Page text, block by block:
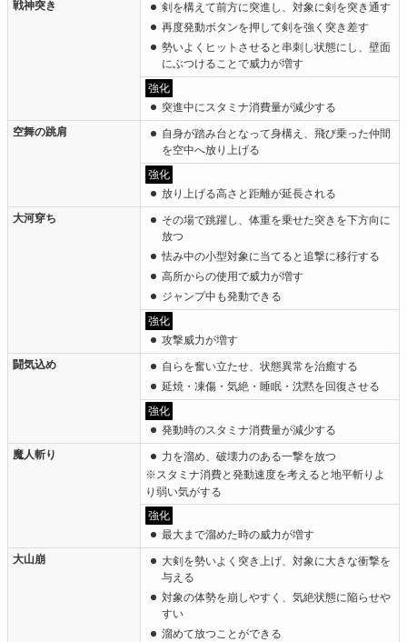
戦神突き
剣を構えて前方に突進し、対象に剣を突き通す
再度発動ボタンを押して剣を強く突き差す
勢いよくヒットさせると串刺し状態にし、壁面
にぶつけることで威力が増す
強化
突進中にスタミナ消費量が減少する
空舞の跳肩
自身が踏み台となって身構え、飛び乗った仲間
を空中へ放り上げる
強化
放り上げる高さと距離が延長される
大河穿ち
その場で跳躍し、体重を乗せた突きを下方向に
放つ
怯み中の小型対象に当てると追撃に移行する
高所からの使用で威力が増す
ジャンプ中も発動できる
強化
攻撃威力が増す
闘気込め
自らを奮い立たせ、状態異常を治癒する
延焼・凍傷・気絶・睡眠・沈黙を回復させる
強化
発動時のスタミナ消費量が減少する
魔人斬り
力を溜め、破壊力のある一撃を放つ
※スタミナ消費と発動速度を考えると地平斬りよ
り弱い気がする
強化
最大まで溜めた時の威力が増す
大山崩
大剣を勢いよく突き上げ、対象に大きな衝撃を
与える
対象の体勢を崩しやすく、気絶状態に陥らせや
すい
溜めて放つことができる